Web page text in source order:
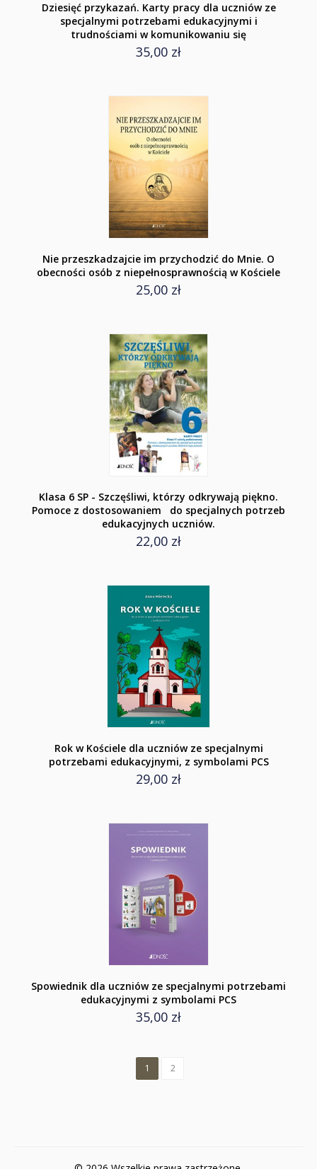
Dziesięć przykazań. Karty pracy dla uczniów ze
specjalnymi potrzebami edukacyjnymi i
trudnościami w komunikowaniu się
35,00 zł
Nie przeszkadzajcie im przychodzić do Mnie. O
obecności osób z niepełnosprawnością w Kościele
25,00 zł
Klasa 6 SP - Szczęśliwi, którzy odkrywają piękno.
Pomoce z dostosowaniem do specjalnych potrzeb
edukacyjnych uczniów.
22,00 zł
Rok w Kościele dla uczniów ze specjalnymi
potrzebami edukacyjnymi, z symbolami PCS
29,00 zł
Spowiednik dla uczniów ze specjalnymi potrzebami
edukacyjnymi z symbolami PCS
35,00 zł
1 2